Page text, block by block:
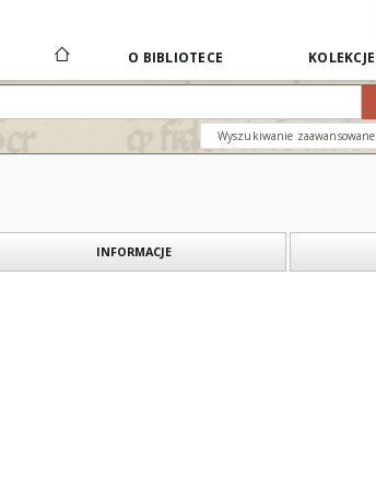
O BIBLIOTECE KOLEKCJE
Wyszukiwanie zaawansowane
INFORMACJE